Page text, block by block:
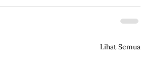
Lihat Semua